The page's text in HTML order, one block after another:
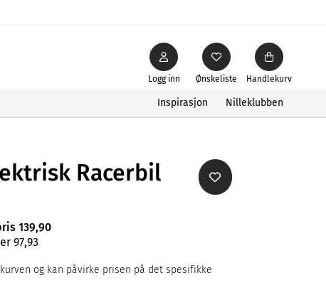
Ønskeliste
Logg inn Handlekurv
Inspirasjon Nilleklubben
Racerbil
139,90
97,93
og kan påvirke prisen på det spesifikke